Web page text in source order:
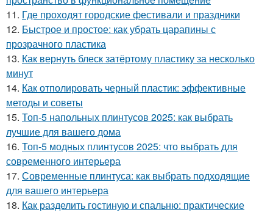
11. Где проходят городские фестивали и праздники
12. Быстрое и простое: как убрать царапины с
прозрачного пластика
13. Как вернуть блеск затёртому пластику за несколько
минут
14. Как отполировать черный пластик: эффективные
методы и советы
15. Топ-5 напольных плинтусов 2025: как выбрать
лучшие для вашего дома
16. Топ-5 модных плинтусов 2025: что выбрать для
современного интерьера
17. Современные плинтуса: как выбрать подходящие
для вашего интерьера
18. Как разделить гостиную и спальню: практические